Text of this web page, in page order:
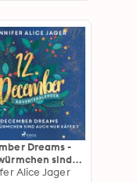
Dreams -
sind
Käfer 1
Alice Jager